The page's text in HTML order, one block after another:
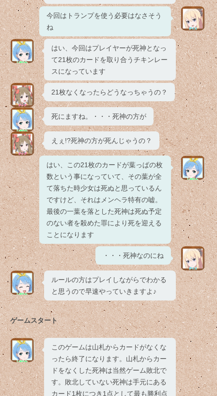
今回はトランプを使う必要はなさそう
ね
はい、今回はプレイヤーが死神となっ
て21枚のカードを取り合うチキンレー
スになっています
21枚なくなったらどうなっちゃうの？
死にますね。・・・死神の方が
えぇ!?死神の方が死んじゃうの？
はい、この21枚のカードが葉っぱの枚
数という事になっていて、その葉が全
て落ちた時少女は死ぬと思っているん
ですけど、それはメンヘラ特有の嘘。
最後の一葉を落とした死神は死ぬ予定
のない者を殺めた罪により死を迎える
ことになります
・・・死神なのにね
ルールの方はプレイしながらでわかる
と思うので早速やっていきますよ♪
ゲームスタート
このゲームは山札からカードがなくな
ったら終了になります。山札からカー
ドをなくした死神は当然ゲーム敗北で
す。敗北していない死神は手元にある
カード1枚につき1点として最も勝利点